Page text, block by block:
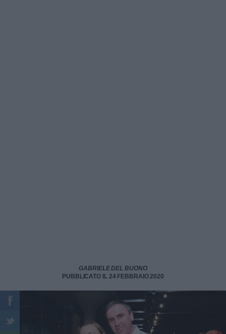
GABRIELE DEL BUONO
PUBBLICATO IL 24 FEBBRAIO 2020